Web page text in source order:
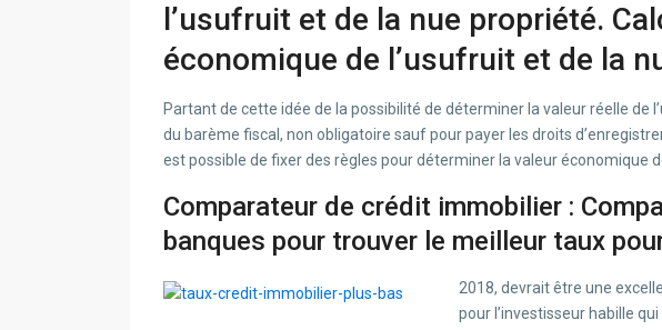
l’usufruit et de la nue propriété.
économique de l’usufruit et de la
Partant de cette idée de la possibilité de déterminer la valeur réelle de
du barème fiscal, non obligatoire sauf pour payer les droits
est possible de fixer des règles pour déterminer la valeur économique
Comparateur de crédit immobilier :
banques pour trouver le meilleur taux
2018, devrait être une
pour l’investisseur habille